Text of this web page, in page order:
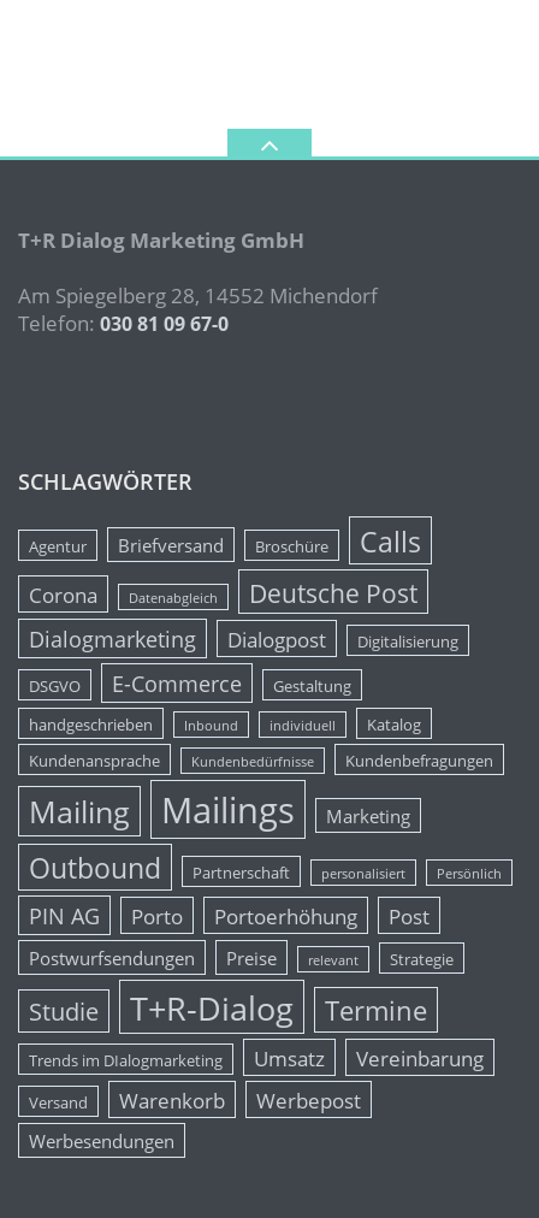
T+R Dialog Marketing GmbH
Am Spiegelberg 28, 14552 Michendorf
Telefon: 030 81 09 67-0
SCHLAGWÖRTER
Agentur Briefversand Broschüre Calls
Corona Datenabgleich Deutsche Post
Dialogmarketing Dialogpost Digitalisierung
DSGVO E-Commerce
Gestaltung
handgeschrieben
Inbound individuell
Katalog
Kundenansprache
Kundenbedürfnisse Kundenbefragungen
Mailing Mailings Marketing
Outbound Partnerschaft personalisiert Persönlich
PIN AG Porto Portoerhöhung Post
Postwurfsendungen Preise relevant Strategie
Studie T+R-Dialog Termine
Trends im DIalogmarketing Umsatz Vereinbarung
Versand Warenkorb Werbepost
Werbesendungen